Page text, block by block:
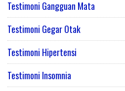
Testimoni Gangguan Mata
Testimoni Gegar Otak
Testimoni Hipertensi
Testimoni Insomnia